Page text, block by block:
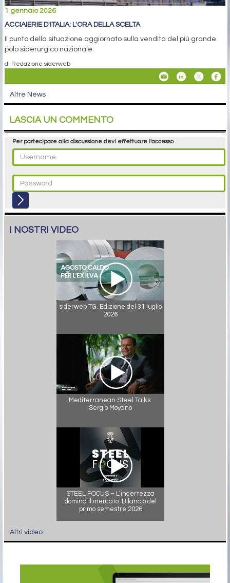
1 gennaio 2026
ACCIAIERIE D'ITALIA: L'ORA DELLA SCELTA
Il punto della situazione aggiornato sulla vendita del più grande
polo siderurgico nazionale
di Redazione siderweb
Altre News
LASCIA UN COMMENTO
Per partecipare alla discussione devi effettuare l'accesso
I NOSTRI VIDEO
siderweb TG. Edizione del 31 luglio
2026
Mediterranean Steel Talks:
Sergio Moyano
STEEL FOCUS – L’incertezza
domina il mercato. Bilancio del
primo semestre 2026
Altri video